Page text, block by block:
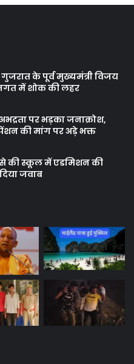
के पूर्व मुख्यमंत्री विजय
में शोक की लहर
पर भड़का जनाक्रोश,
की मांग पर अड़े भक्त
से की स्कूल में एडमिशन की
जवाब